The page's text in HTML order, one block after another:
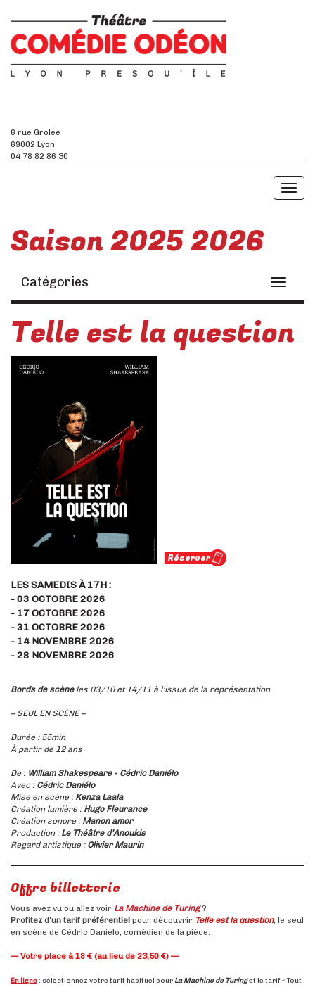
6 rue Grolée
69002 Lyon
04 78 82 86 30
Toggle
Saison 2025 2026
Toggle
Catégories
Telle est la question
Réserver
LES SAMEDIS À 17H :
- 03 OCTOBRE 2026
- 17 OCTOBRE 2026
- 31 OCTOBRE 2026
- 14 NOVEMBRE 2026
- 28 NOVEMBRE 2026
Bords de scèneles 03/10 et 14/11 à l’issue de la représentation
– SEUL EN SCÈNE –
Durée : 55min
À partir de 12 ans
De : William Shakespeare - Cédric Daniélo
Avec : Cédric Daniélo
Mise en scène : Kenza Laala
Création lumière : Hugo Fleurance
Création sonore : Manon amor
Production : Le Théâtre d’Anoukis
Regard artistique : Olivier Maurin
Offre billetterie
Vous avez vu ou allez voir La Machine de Turing?
Profitez d’un tarif préférentiel pour découvrir Telle est la question, le seul
en scène de Cédric Daniélo, comédien de la pièce.
— Votre place à 18 € (au lieu de 23,50 €) —
En ligne : sélectionnez votre tarif habituel pour La Machine de Turinget le tarif « Tout